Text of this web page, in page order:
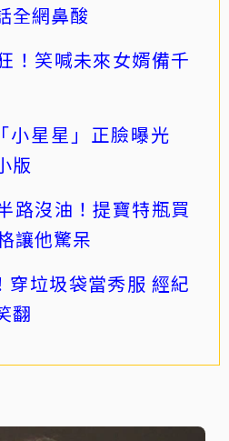
全網鼻酸
！笑喊未來女婿備千
小星星」正臉曝光
版
路沒油！提寶特瓶買
讓他驚呆
穿垃圾袋當秀服 經紀
翻